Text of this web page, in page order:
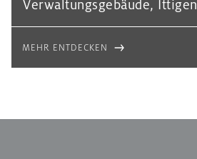
Verwaltungsgebäude, Ittigen
MEHR ENTDECKEN